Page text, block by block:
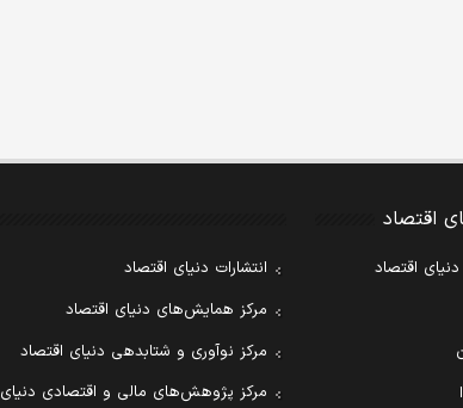
اقتصاد
اقتصاد
انتشارات دنیای اقتصاد
مرکز همایش‌های دنیای اقتصاد
مرکز نوآوری و شتابدهی دنیای اقتصاد
مرکز پژوهش‌های مالی و اقتصادی دنیای